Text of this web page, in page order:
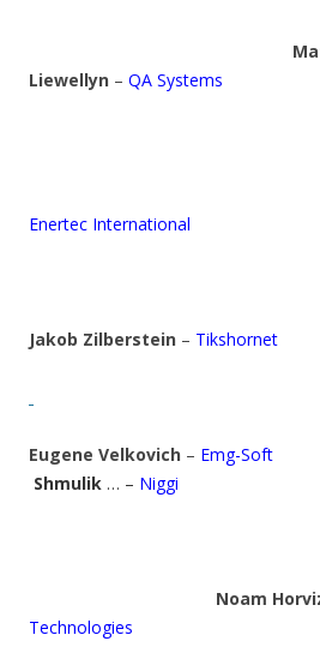
Liewellyn – QA Systems
Harry
Enertec International
Jakob Zilberstein – Tikshornet
Eugene Velkovich –
Shmulik … – Niggi
Noam
Technologies